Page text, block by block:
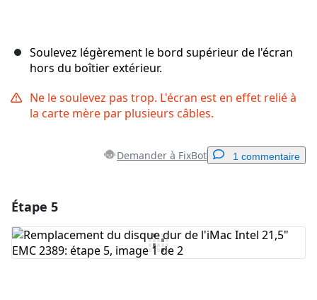
Soulevez légèrement le bord supérieur de l'écran
hors du boîtier extérieur.
Ne le soulevez pas trop. L'écran est en effet relié à
la carte mère par plusieurs câbles.
Demander à FixBot 1 commentaire
Ajouter un commentaire
Étape 5